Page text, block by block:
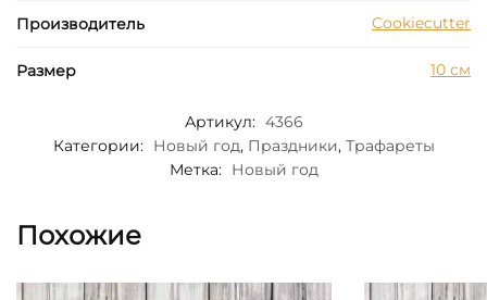
Производитель Cookiecutter
Размер 10 см
Артикул: 4366
Категории: Новый год, Праздники, Трафареты
Метка: Новый год
Похожие